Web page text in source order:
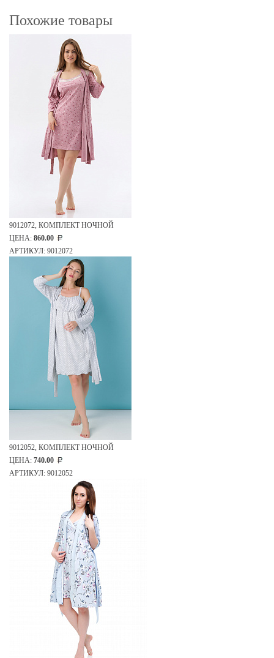
Похожие товары
9012072, КОМПЛЕКТ НОЧНОЙ
ЦЕНА: 860.00
АРТИКУЛ: 9012072
9012052, КОМПЛЕКТ НОЧНОЙ
ЦЕНА: 740.00
АРТИКУЛ: 9012052